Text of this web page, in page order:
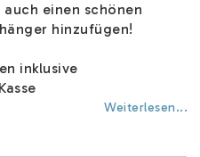
auch einen schönen
hinzufügen!
inklusive
Weiterlesen...